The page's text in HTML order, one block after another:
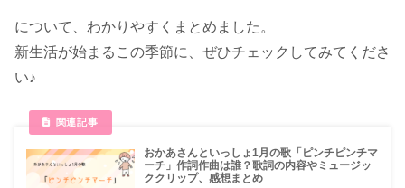
について、わかりやすくまとめました。
新生活が始まるこの季節に、ぜひチェックしてみてくださ
い♪
おかあさんといっしょ1月の歌「ピンチピンチマ
ーチ」作詞作曲は誰？歌詞の内容やミュージッ
ククリップ、感想まとめ